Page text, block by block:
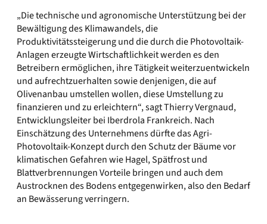
„Die technische und agronomische Unterstützung bei der
Bewältigung des Klimawandels, die
Produktivitätssteigerung und die durch die Photovoltaik-
Anlagen erzeugte Wirtschaftlichkeit werden es den
Betreibern ermöglichen, ihre Tätigkeit weiterzuentwickeln
und aufrechtzuerhalten sowie denjenigen, die auf
Olivenanbau umstellen wollen, diese Umstellung zu
finanzieren und zu erleichtern“, sagt Thierry Vergnaud,
Entwicklungsleiter bei Iberdrola Frankreich. Nach
Einschätzung des Unternehmens dürfte das Agri-
Photovoltaik-Konzept durch den Schutz der Bäume vor
klimatischen Gefahren wie Hagel, Spätfrost und
Blattverbrennungen Vorteile bringen und auch dem
Austrocknen des Bodens entgegenwirken, also den Bedarf
an Bewässerung verringern.